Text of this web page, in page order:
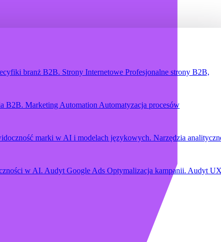
branż B2B. Strony Internetowe Profesjonalne strony B2B,
B2B. Marketing Automation Automatyzacja procesów
marki w AI i modelach językowych. Narzędzia
w AI. Audyt Google Ads Optymalizacja kampanii. Audyt